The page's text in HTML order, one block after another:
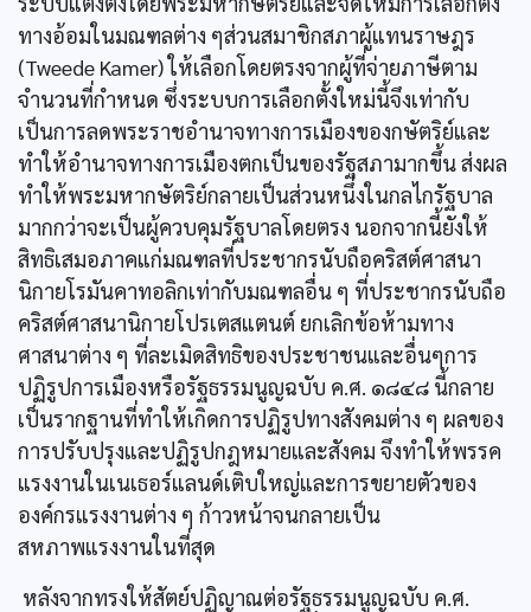
ทางอ้อมในมณฑลต่าง ๆส่วนสมาชิกสภาผู้แทนราษฎร
(Tweede Kamer) ให้เลือกโดยตรงจากผู้ที่จ่ายภาษีตาม
จำนวนที่กำหนด ซึ่งระบบการเลือกตั้งใหม่นี้จึงเท่ากับ
เป็นการลดพระราชอำนาจทางการเมืองของกษัตริย์และ
ทำให้อำนาจทางการเมืองตกเป็นของรัฐสภามากขึ้น ส่งผล
ทำให้พระมหากษัตริย์กลายเป็นส่วนหนึ่งในกลไกรัฐบาล
มากกว่าจะเป็นผู้ควบคุมรัฐบาลโดยตรง นอกจากนี้ยังให้
สิทธิเสมอภาคแก่มณฑลที่ประชากรนับถือคริสต์ศาสนา
นิกายโรมันคาทอลิกเท่ากับมณฑลอื่น ๆ ที่ประชากรนับถือ
คริสต์ศาสนานิกายโปรเตสแตนต์ ยกเลิกข้อห้ามทาง
ศาสนาต่าง ๆ ที่ละเมิดสิทธิของประชาชนและอื่นๆการ
ปฏิรูปการเมืองหรือรัฐธรรมนูญฉบับ ค.ศ. ๑๘๔๘ นี้กลาย
เป็นรากฐานที่ทำให้เกิดการปฏิรูปทางสังคมต่าง ๆ ผลของ
การปรับปรุงและปฏิรูปกฎหมายและสังคม จึงทำให้พรรค
แรงงานในเนเธอร์แลนด์เติบใหญ่และการขยายตัวของ
องค์กรแรงงานต่าง ๆ ก้าวหน้าจนกลายเป็น
สหภาพแรงงานในที่สุด
หลังจากทรงให้สัตย์ปฏิญาณต่อรัฐธรรมนูญฉบับ ค.ศ.